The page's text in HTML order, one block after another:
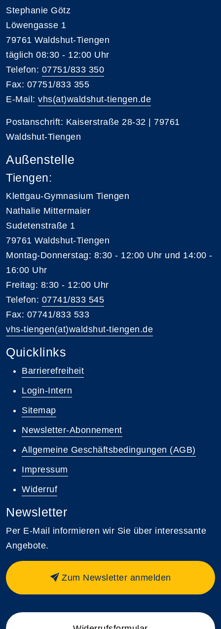
Stephanie Götz
Löwengasse 1
79761 Waldshut-Tiengen
täglich 08:30 - 12:00 Uhr
Telefon: 07751/833 350
Fax: 07751/833 355
E-Mail: vhs(at)waldshut-tiengen.de
Postanschrift: Kaiserstraße 28-32 | 79761
Waldshut-Tiengen
Außenstelle
Tiengen:
Klettgau-Gymnasium Tiengen
Nathalie Mittermaier
Sudetenstraße 1
79761 Waldshut-Tiengen
Montag-Donnerstag: 8:30 - 12:00 Uhr und 14:00 -
16:00 Uhr
Freitag: 8:30 - 12:00 Uhr
Telefon: 07741/833 545
Fax: 07741/833 533
vhs-tiengen(at)waldshut-tiengen.de
Quicklinks
Barrierefreiheit
Login-Intern
Sitemap
Newsletter-Abonnement
Allgemeine Geschäftsbedingungen (AGB)
Impressum
Widerruf
Newsletter
Per E-Mail informieren wir Sie über interessante
Angebote.
Zum Newsletter anmelden